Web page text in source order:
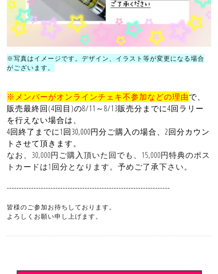
※写真はイメージです。デザイン、イラスト等が変更になる場合
がございます。
※メンバーがオンラインチェキ不参加などの理由で、
販売最終回(4回目)の8/11～8/13販売分までに4回ラリー
を行えない場合は、
4回終了までに1回30,000円分ご購入の場合、2回分カウン
トさせて頂きます。
なお、30,000円ご購入頂いた回でも、15,000円特典のポス
トカードは1回分となります。予めご了承下さい。
-------------------------------------------------------------------
皆様のご参加お待ちしております。
よろしくお願い申し上げます。